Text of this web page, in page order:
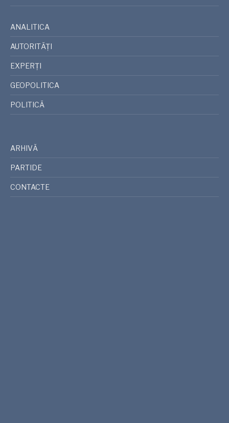
ANALITICA
AUTORITĂȚI
EXPERȚI
GEOPOLITICA
POLITICĂ
ARHIVĂ
PARTIDE
CONTACTE